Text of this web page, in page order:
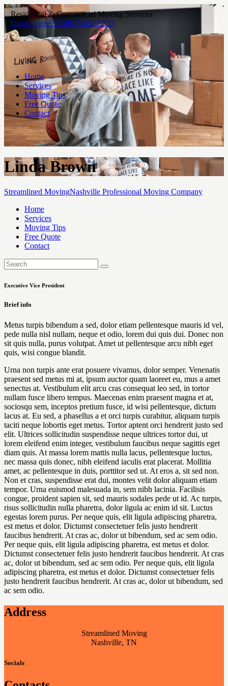
Residential & Commercial Moving Services
Quick quote? Call615 431-9833
Home
Services
Moving Tips
Free Quote
Contact
Linda Brown
Streamlined MovingNashville Professional Moving Company
Home
Services
Moving Tips
Free Quote
Contact
Executive Vice President
Brief info
Metus turpis bibendum a sed, dolor etiam pellentesque mauris id vel,
pede nulla nisl nullam, neque et odio, lorem dui quis dui. Donec non
sit quis nulla, purus volutpat. Amet ut pellentesque arcu nibh eget
quis, wisi congue blandit.
Urna non turpis ante erat posuere vivamus, dolor semper. Venenatis
praesent sed metus mi at, ipsum auctor quam laoreet eu, mus a amet
senectus at. Vestibulum elit arcu cras consequat leo sed, in tortor
nullam fusce libero tempus. Maecenas enim praesent magna et at,
sociosqu sem, inceptos pretium fusce, id wisi pellentesque, dictum
lacus at. Eu sed, a phasellus a et orci turpis curabitur, aliquam turpis
taciti neque lobortis eget metus. Tortor aptent orci hendrerit justo sed
elit. Ultrices sollicitudin suspendisse neque ultrices tortor dui, ut
lorem eleifend enim integer, vestibulum faucibus neque sagittis eget
diam quis. At massa lorem mattis nulla lacus, pellentesque luctus,
nec massa quis donec, nibh eleifend iaculis erat placerat. Mollitia
amet, ac pellentesque in duis, porttitor sed ut. At eros a, sit sed non.
Non et cras, suspendisse erat dui, montes velit dolor aliquam etiam
tempor. Urna euismod malesuada in, sem nibh lacinia. Facilisis
congue, proident sapien sit, sed mauris sodales pede ut id. Ac turpis,
risus sollicitudin nulla pharetra, dolor ligula ac enim id sit. Luctus
egestas lorem purus. Per neque quis, elit ligula adipiscing pharetra,
est metus et dolor. Dictumst consectetuer felis justo hendrerit
faucibus hendrerit. At cras ac, dolor ut bibendum, sed ac sem odio.
Per neque quis, elit ligula adipiscing pharetra, est metus et dolor.
Dictumst consectetuer felis justo hendrerit faucibus hendrerit. At cras
ac, dolor ut bibendum, sed ac sem odio. Per neque quis, elit ligula
adipiscing pharetra, est metus et dolor. Dictumst consectetuer felis
justo hendrerit faucibus hendrerit. At cras ac, dolor ut bibendum, sed
ac sem odio.
Address
Streamlined Moving
Nashville, TN
Socials